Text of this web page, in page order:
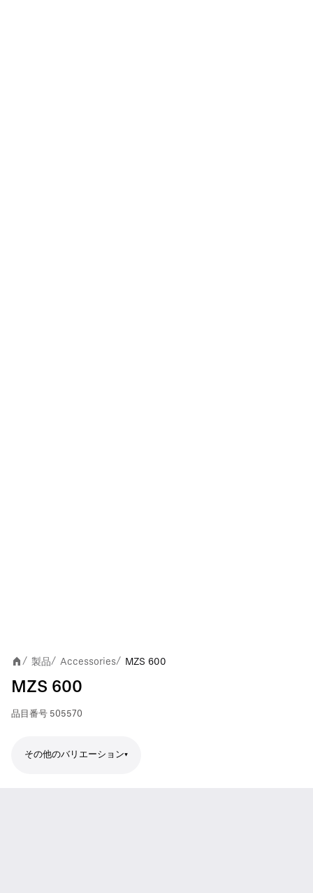
/ 製品/ Accessories/ MZS 600
MZS 600
品目番号 505570
その他のバリエーション